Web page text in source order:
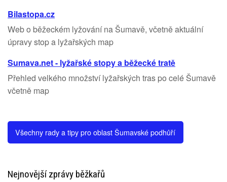
Bilastopa.cz
Web o běžeckém lyžování na Šumavě, včetně aktuální
úpravy stop a lyžařských map
Sumava.net - lyžařské stopy a běžecké tratě
Přehled velkého množství lyžařských tras po celé Šumavě
včetně map
Všechny rady a tipy pro oblast Šumavské podhůří
Nejnovější zprávy běžkařů